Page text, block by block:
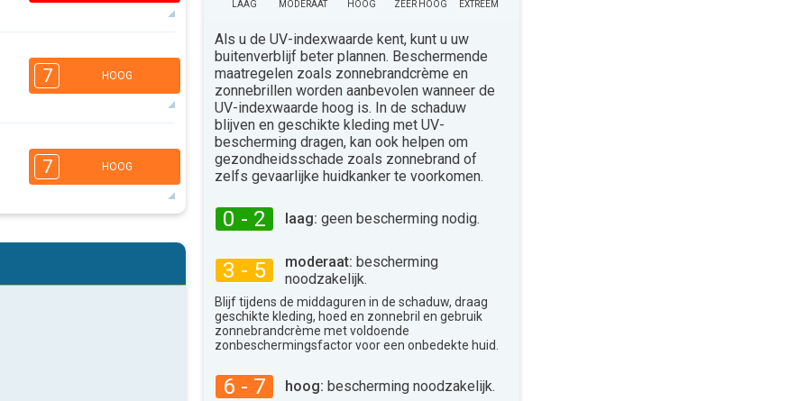
36°max
3
16:00
2
36°max
7 HOOG
3
16:00
34°max
7 HOOG
3
LAAG MODERAAT HOOG ZEER HOOG EXTREEM
Als u de UV-indexwaarde kent, kunt u uw
buitenverblijf beter plannen. Beschermende
maatregelen zoals zonnebrandcrème en
zonnebrillen worden aanbevolen wanneer de
UV-indexwaarde hoog is. In de schaduw
blijven en geschikte kleding met UV-
bescherming dragen, kan ook helpen om
gezondheidsschade zoals zonnebrand of
zelfs gevaarlijke huidkanker te voorkomen.
0 - 2 laag: geen bescherming nodig.
3 - 5 moderaat: bescherming
noodzakelijk.
Blijf tijdens de middaguren in de schaduw, draag
geschikte kleding, hoed en zonnebril en gebruik
zonnebrandcrème met voldoende
zonbeschermingsfactor voor een onbedekte huid.
6 - 7 hoog: bescherming noodzakelijk.